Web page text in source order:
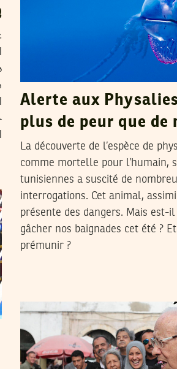
Alerte aux
plus de peur que de
La découverte de l’espèce de
comme mortelle pour l’humain,
tunisiennes a suscité de
interrogations. Cet animal,
présente des dangers. Mais est-
gâcher nos baignades cet été ?
prémunir ?